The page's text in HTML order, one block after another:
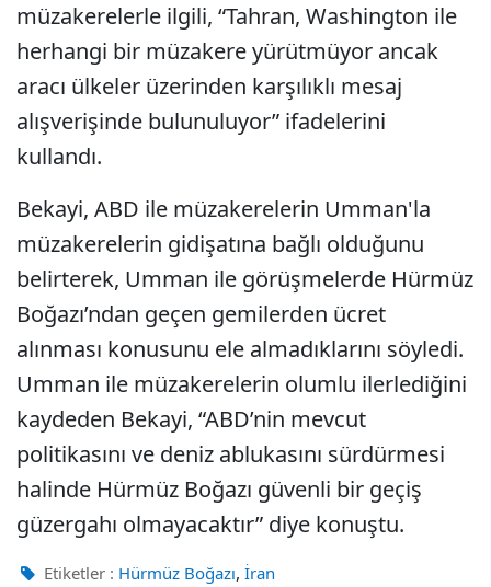
müzakerelerle ilgili, “Tahran, Washington ile
herhangi bir müzakere yürütmüyor ancak
aracı ülkeler üzerinden karşılıklı mesaj
alışverişinde bulunuluyor” ifadelerini
kullandı.
Bekayi, ABD ile müzakerelerin Umman'la
müzakerelerin gidişatına bağlı olduğunu
belirterek, Umman ile görüşmelerde Hürmüz
Boğazı’ndan geçen gemilerden ücret
alınması konusunu ele almadıklarını söyledi.
Umman ile müzakerelerin olumlu ilerlediğini
kaydeden Bekayi, “ABD’nin mevcut
politikasını ve deniz ablukasını sürdürmesi
halinde Hürmüz Boğazı güvenli bir geçiş
güzergahı olmayacaktır” diye konuştu.
Etiketler : Hürmüz Boğazı, İran